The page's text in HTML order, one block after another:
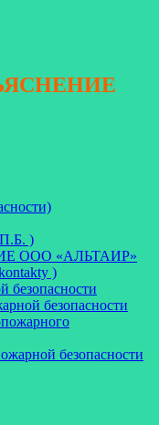
)
ООО «АЛЬТАИР»
)
безопасности
безопасности
безопасности